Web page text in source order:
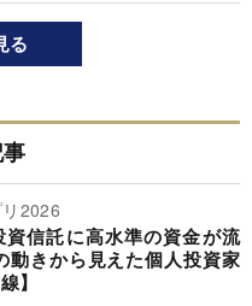
る
2026
信託に高水準の資金が流
動きから見えた個人投資家
】